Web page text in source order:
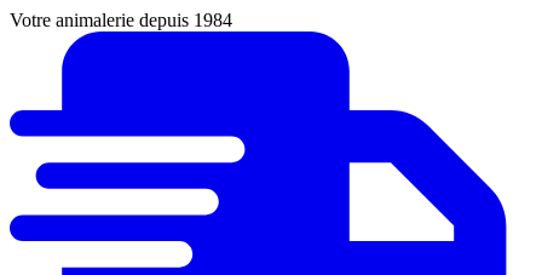
Votre animalerie depuis 1984